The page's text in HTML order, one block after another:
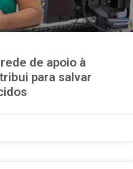
de apoio à
para salvar